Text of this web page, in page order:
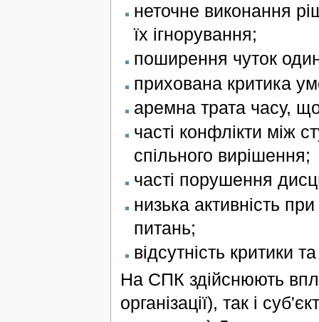
неточне виконання
їх ігнорування;
поширення чуток
прихована критика
аремна трата часу,
часті конфлікти між
спільного вирішення;
часті порушення
низька активність
питань;
відсутність критики
На СПК здійснюють
організації), так і